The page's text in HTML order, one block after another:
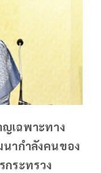
เฉพาะทาง
ากำลังคนของ
กระทรวง